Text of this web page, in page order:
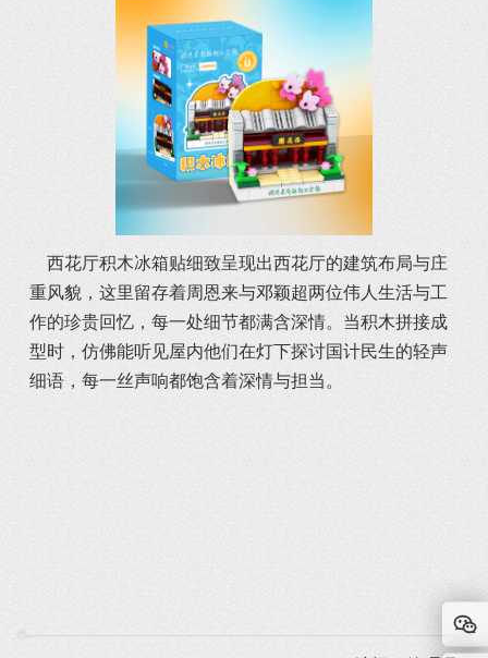
重风貌，这里留存着周恩来与邓颖超两位伟人生活与工
作的珍贵回忆，每一处细节都满含深情。当积木拼接成
型时，仿佛能听见屋内他们在灯下探讨国计民生的轻声
细语，每一丝声响都饱含着深情与担当。